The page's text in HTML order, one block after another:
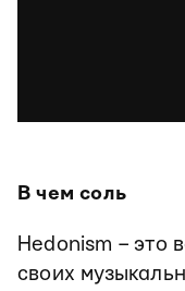
В чем соль
Hedonism – это
своих